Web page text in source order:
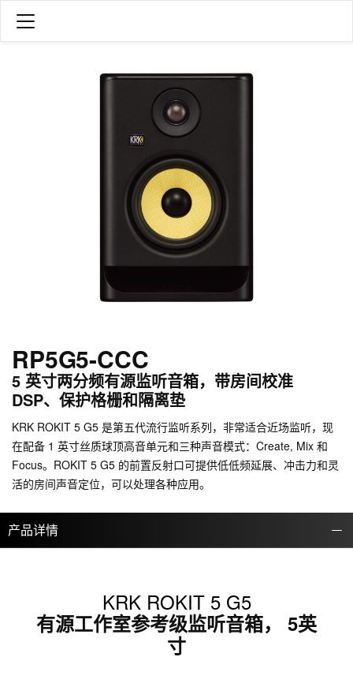
RP5G5-CCC
5 英寸两分频有源监听音箱，带房间校准
DSP、保护格栅和隔离垫
KRK ROKIT 5 G5 是第五代流行监听系列，非常适合近场监听，现
在配备 1 英寸丝质球顶高音单元和三种声音模式：Create, Mix 和
Focus。ROKIT 5 G5 的前置反射口可提供低低频延展、冲击力和灵
活的房间声音定位，可以处理各种应用。
产品详情
KRK ROKIT 5 G5
有源工作室参考级监听音箱， 5英
寸